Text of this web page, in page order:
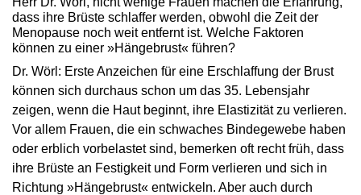
dass ihre Brüste schlaffer werden, obwohl die Zeit der
Menopause noch weit entfernt ist. Welche Faktoren
können zu einer »Hängebrust« führen?
Dr. Wörl: Erste Anzeichen für eine Erschlaffung der Brust
können sich durchaus schon um das 35. Lebensjahr
zeigen, wenn die Haut beginnt, ihre Elastizität zu verlieren.
Vor allem Frauen, die ein schwaches Bindegewebe haben
oder erblich vorbelastet sind, bemerken oft recht früh, dass
ihre Brüste an Festigkeit und Form verlieren und sich in
Richtung »Hängebrust« entwickeln. Aber auch durch